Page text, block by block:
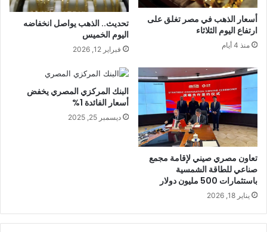
أسعار الذهب في مصر تغلق على
ارتفاع اليوم الثلاثاء
منذ 4 أيام
تحديث.. الذهب يواصل انخفاضه
اليوم الخميس
فبراير 12, 2026
تعاون مصري صيني لإقامة مجمع
صناعي للطاقة الشمسية
باستثمارات 500 مليون دولار
يناير 18, 2026
البنك المركزي المصري يخفض
أسعار الفائدة 1%
ديسمبر 25, 2025